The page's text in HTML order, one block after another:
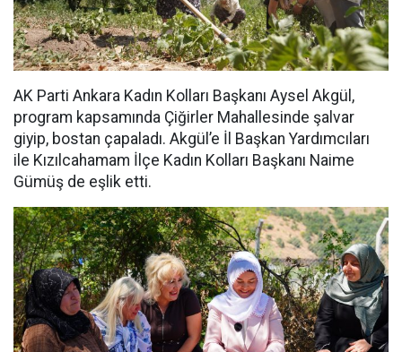
AK Parti Ankara Kadın Kolları Başkanı Aysel Akgül,
program kapsamında Çiğirler Mahallesinde şalvar
giyip, bostan çapaladı. Akgül’e İl Başkan Yardımcıları
ile Kızılcahamam İlçe Kadın Kolları Başkanı Naime
Gümüş de eşlik etti.